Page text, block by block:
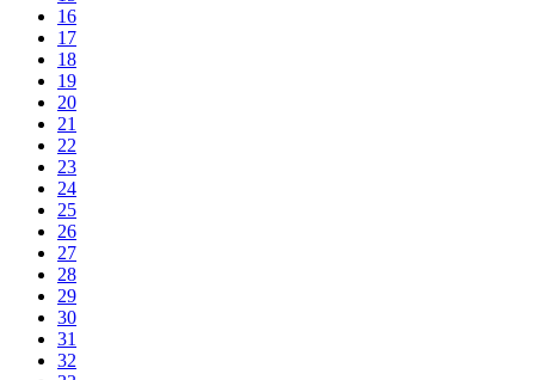
16
17
18
19
20
21
22
23
24
25
26
27
28
29
30
31
32